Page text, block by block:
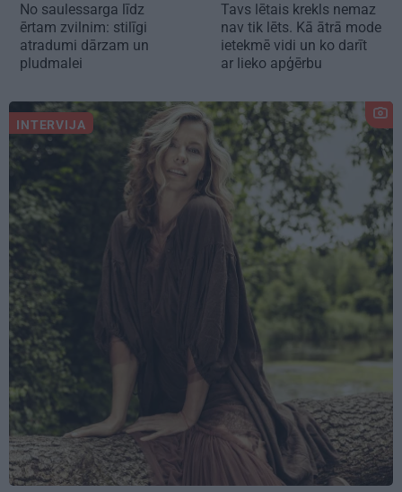
No saulessarga līdz
ērtam zvilnim: stilīgi
atradumi dārzam un
pludmalei
Tavs lētais krekls nemaz
nav tik lēts. Kā ātrā mode
ietekmē vidi un ko darīt
ar lieko apģērbu
INTERVIJA